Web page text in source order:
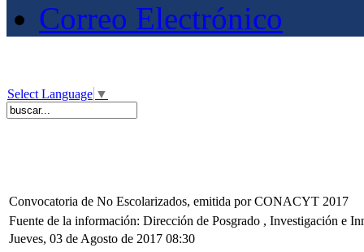
Correo Electrónico
Select Language ▼
Convocatoria de No Escolarizados, emitida por CONACYT 2017
Fuente de la información: Dirección de Posgrado , Investigación e
Jueves, 03 de Agosto de 2017 08:30